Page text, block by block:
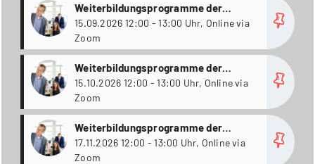
Weiterbildungsprogramme der
Kalaidos Business School
15.09.2026 12:00 - 13:00 Uhr, Online via
Zoom
Weiterbildungsprogramme der
Kalaidos Business School
15.10.2026 12:00 - 13:00 Uhr, Online via
Zoom
Weiterbildungsprogramme der
Kalaidos Business School
17.11.2026 12:00 - 13:00 Uhr, Online via
Zoom